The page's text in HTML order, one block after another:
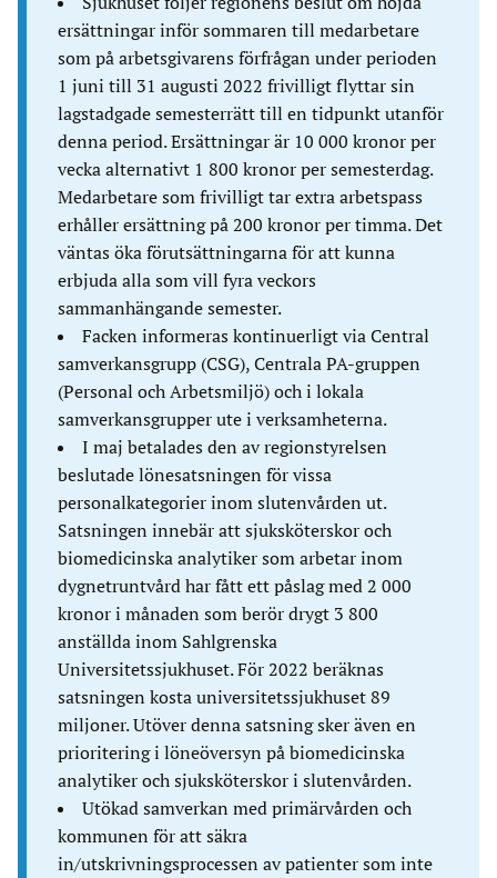
ersättningar inför sommaren till medarbetare
som på arbetsgivarens förfrågan under perioden
1 juni till 31 augusti 2022 frivilligt flyttar sin
lagstadgade semesterrätt till en tidpunkt utanför
denna period. Ersättningar är 10 000 kronor per
vecka alternativt 1 800 kronor per semesterdag.
Medarbetare som frivilligt tar extra arbetspass
erhåller ersättning på 200 kronor per timma. Det
väntas öka förutsättningarna för att kunna
erbjuda alla som vill fyra veckors
sammanhängande semester.
Facken informeras kontinuerligt via Central
samverkansgrupp (CSG), Centrala PA-gruppen
(Personal och Arbetsmiljö) och i lokala
samverkansgrupper ute i verksamheterna.
I maj betalades den av regionstyrelsen
beslutade lönesatsningen för vissa
personalkategorier inom slutenvården ut.
Satsningen innebär att sjuksköterskor och
biomedicinska analytiker som arbetar inom
dygnetruntvård har fått ett påslag med 2 000
kronor i månaden som berör drygt 3 800
anställda inom Sahlgrenska
Universitetssjukhuset. För 2022 beräknas
satsningen kosta universitetssjukhuset 89
miljoner. Utöver denna satsning sker även en
prioritering i löneöversyn på biomedicinska
analytiker och sjuksköterskor i slutenvården.
Utökad samverkan med primärvården och
kommunen för att säkra
in/utskrivningsprocessen av patienter som inte